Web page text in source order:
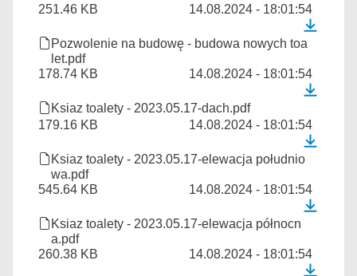
251.46 KB
14.08.2024 - 18:01:54
Pozwolenie na budowę - budowa nowych toa
let.pdf
178.74 KB
14.08.2024 - 18:01:54
Ksiaz toalety - 2023.05.17-dach.pdf
179.16 KB
14.08.2024 - 18:01:54
Ksiaz toalety - 2023.05.17-elewacja południo
wa.pdf
545.64 KB
14.08.2024 - 18:01:54
Ksiaz toalety - 2023.05.17-elewacja północn
a.pdf
260.38 KB
14.08.2024 - 18:01:54